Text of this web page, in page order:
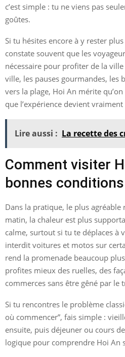
c’est simple : tu ne viens pas
goûtes.
Si tu hésites encore à y rester plus
constate souvent que les
nécessaire pour profiter de la
ville, les pauses gourmandes, les
vers la plage, Hoi An mérite qu’on
que l’expérience devient
Lire aussi : La recette des
Comment visiter
bonnes conditions
Dans la pratique, le plus
matin, la chaleur est plus
calme, surtout si tu te déplaces à
interdit voitures et motos sur
rend la promenade beaucoup
profites mieux des ruelles, des
commerces sans être gêné par le
Si tu rencontres le problème
où commencer”, fais simple :
ensuite, puis déjeuner ou cours
logique pour comprendre Hoi An